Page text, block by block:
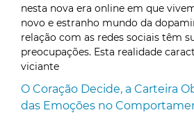
nesta nova era online em que
novo e estranho mundo da
relação com as redes sociais têm
preocupações. Esta realidade
viciante
O Coração Decide, a Carteira
das Emoções no